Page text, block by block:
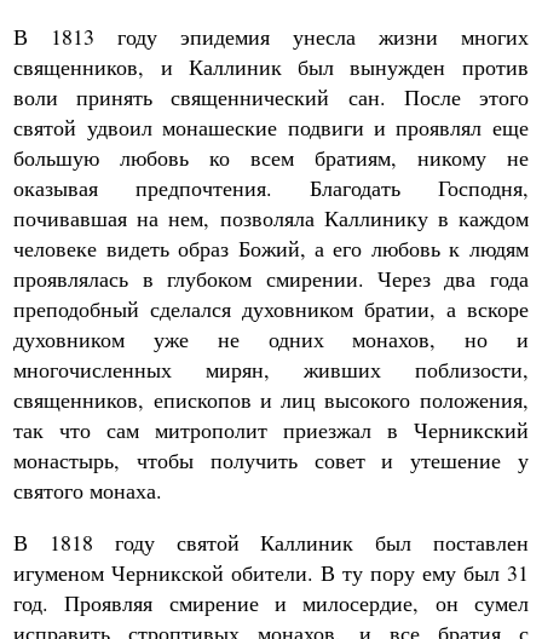
В 1813 году эпидемия унесла жизни многих
священников, и Каллиник был вынужден против
воли принять священнический сан. После этого
святой удвоил монашеские подвиги и проявлял еще
большую любовь ко всем братиям, никому не
оказывая предпочтения. Благодать Господня,
почивавшая на нем, позволяла Каллинику в каждом
человеке видеть образ Божий, а его любовь к людям
проявлялась в глубоком смирении. Через два года
преподобный сделался духовником братии, а вскоре
духовником уже не одних монахов, но и
многочисленных мирян, живших поблизости,
священников, епископов и лиц высокого положения,
так что сам митрополит приезжал в Черникский
монастырь, чтобы получить совет и утешение у
святого монаха.
В 1818 году святой Каллиник был поставлен
игуменом Черникской обители. В ту пору ему был 31
год. Проявляя смирение и милосердие, он сумел
исправить строптивых монахов, и все братия с